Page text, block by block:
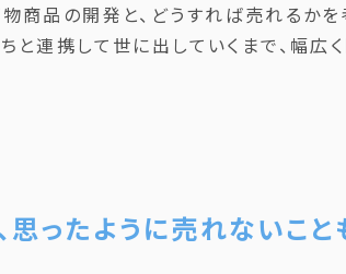
商品の開発と、どうすれば売れるか
連携して世に出していくまで、幅広く
ったように売れないこと